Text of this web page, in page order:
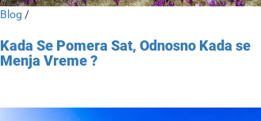
Blog /
Kada Se Pomera Sat, Odnosno Kada se
Menja Vreme ?